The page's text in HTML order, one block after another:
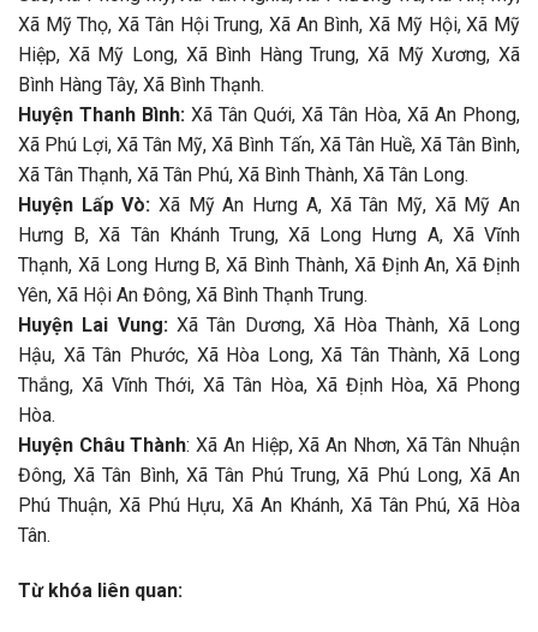
Xã Mỹ Thọ, Xã Tân Hội Trung, Xã An Bình, Xã Mỹ Hội, Xã Mỹ
Hiệp, Xã Mỹ Long, Xã Bình Hàng Trung, Xã Mỹ Xương, Xã
Bình Hàng Tây, Xã Bình Thạnh.
Huyện Thanh Bình: Xã Tân Quới, Xã Tân Hòa, Xã An Phong,
Xã Phú Lợi, Xã Tân Mỹ, Xã Bình Tấn, Xã Tân Huề, Xã Tân Bình,
Xã Tân Thạnh, Xã Tân Phú, Xã Bình Thành, Xã Tân Long.
Huyện Lấp Vò: Xã Mỹ An Hưng A, Xã Tân Mỹ, Xã Mỹ An
Hưng B, Xã Tân Khánh Trung, Xã Long Hưng A, Xã Vĩnh
Thạnh, Xã Long Hưng B, Xã Bình Thành, Xã Định An, Xã Định
Yên, Xã Hội An Đông, Xã Bình Thạnh Trung.
Huyện Lai Vung:Xã Tân Dương, Xã Hòa Thành, Xã Long
Hậu, Xã Tân Phước, Xã Hòa Long, Xã Tân Thành, Xã Long
Thắng, Xã Vĩnh Thới, Xã Tân Hòa, Xã Định Hòa, Xã Phong
Hòa.
Huyện Châu Thành: Xã An Hiệp, Xã An Nhơn, Xã Tân Nhuận
Đông, Xã Tân Bình, Xã Tân Phú Trung, Xã Phú Long, Xã An
Phú Thuận, Xã Phú Hựu, Xã An Khánh, Xã Tân Phú, Xã Hòa
Tân.
Từ khóa liên quan: